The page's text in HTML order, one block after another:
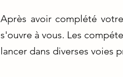
Après avoir complété
s'ouvre à vous. Les
lancer dans diverses voies